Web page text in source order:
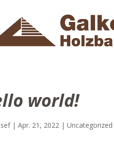
world!
|Apr. 21, 2022 |Uncategorized